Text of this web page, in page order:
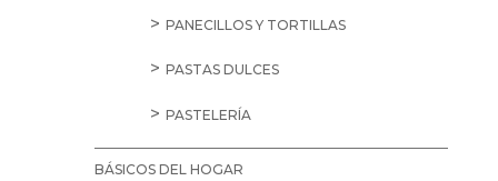
PANECILLOS Y TORTILLAS
PASTAS DULCES
PASTELERÍA
BÁSICOS DEL HOGAR